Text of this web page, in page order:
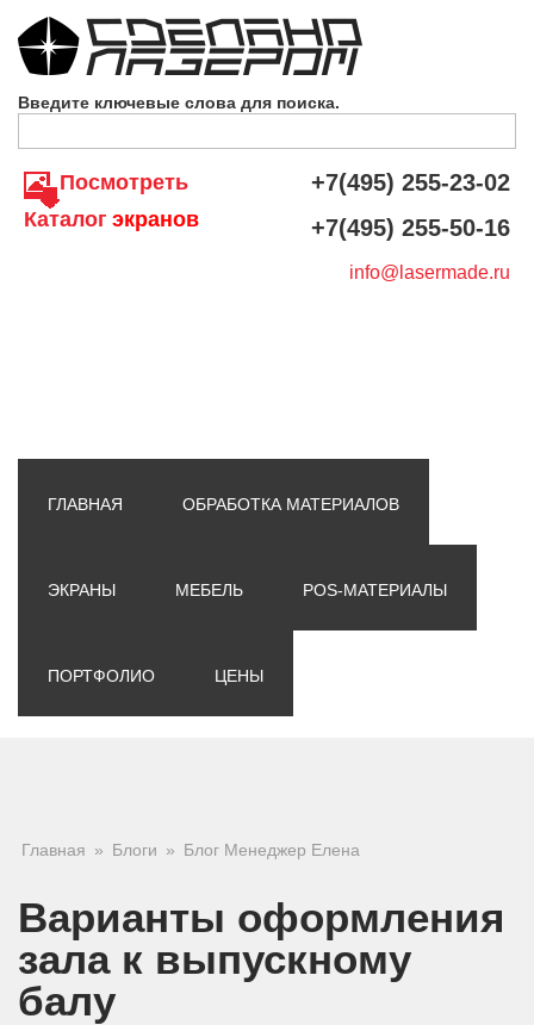
Введите ключевые слова для поиска.
Посмотреть
Каталог экранов
+7(495) 255-23-02
+7(495) 255-50-16
info@lasermade.ru
ГЛАВНАЯ ОБРАБОТКА МАТЕРИАЛОВ
ЭКРАНЫ МЕБЕЛЬ POS-МАТЕРИАЛЫ
ПОРТФОЛИО ЦЕНЫ
Вы здесь
Главная » Блоги » Блог Менеджер Елена
Варианты оформления
зала к выпускному
балу